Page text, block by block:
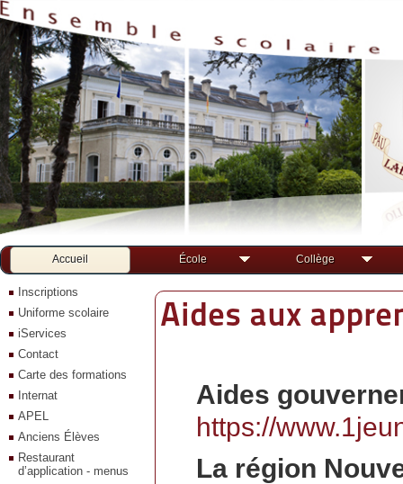
Accueil École Collège
Inscriptions
Uniforme scolaire
iServices
Contact
Carte des formations
Internat
APEL
Anciens Élèves
Restaurant
d’application - menus
Aides aux
Aides
https://
La région